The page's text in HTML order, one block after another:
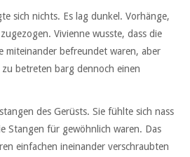
sich nichts. Es lag dunkel. Vorhänge,
Vivienne wusste, dass die
miteinander befreundet waren, aber
betreten barg dennoch einen
des Gerüsts. Sie fühlte sich nass
Stangen für gewöhnlich waren. Das
einfachen ineinander verschraubten